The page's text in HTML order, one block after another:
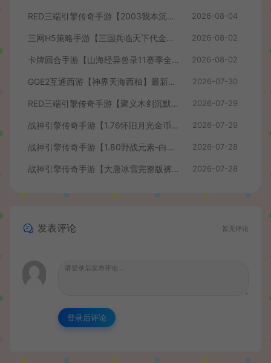
RED三端引擎传奇手游【2003我本沉默】最新整理Win系服务端+安卓苹果PC三端+详细搭建教程 2026-08-04
三网H5策略手游【三国兵临天下代金券内购七合修复版】最新整理单机一键即玩镜像端+Linux手工服务端+管理后台+GM授权后台+简易安卓客户端+详细搭建教程+视频教程 2026-08-02
卡牌回合手游【山海经异兽录11赛季全人物代金券内购版】最新整理WIN系服务端+授权GM后台+管理后台+热更修改工具+安卓+详细搭建教程 2026-08-02
GGE2互通西游【神界天海西柚】最新整理Win系服务端+安卓苹果PC三端+内置GM工具+全套源码+详细搭建教程+视频教程 2026-07-30
RED三端引擎传奇手游【聚义木剑沉默高仿嘟嘟沉默】最新整理Win系服务端+安卓苹果PC三端+详细搭建教程 2026-07-29
战神引擎传奇手游【1.76怀旧月光金币版】最新整理Win系复古服务端+安卓苹果双端+GM授权物品后台+详细搭建教程 2026-07-29
战神引擎传奇手游【1.80野战元素-白猪7.2免授权】最新整理Win系特色服务端+安卓+GM授权物品后台+详细搭建教程 2026-07-28
战神引擎传奇手游【大唐冰雪完整版裤衩7.0免授权】最新整理Win系特色服务端+GM授权后台+安卓苹果双端+详细搭建教程 2026-07-28
发表评论 暂无评论
登录后评论